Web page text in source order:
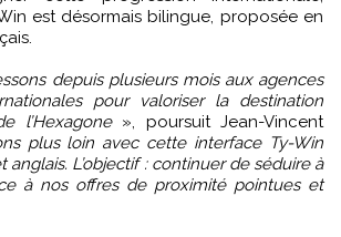
est désormais bilingue, proposée en
depuis plusieurs mois aux agences
pour valoriser la destination
l’Hexagone », poursuit Jean-Vincent
plus loin avec cette interface Ty-Win
anglais. L’objectif : continuer de séduire à
à nos offres de proximité pointues et